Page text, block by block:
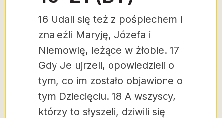
16 Udali się też z pośpiechem i
znaleźli Maryję, Józefa i
Niemowlę, leżące w żłobie. 17
Gdy Je ujrzeli, opowiedzieli o
tym, co im zostało objawione o
tym Dziecięciu. 18 A wszyscy,
którzy to słyszeli, dziwili się